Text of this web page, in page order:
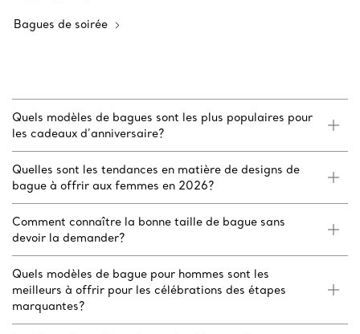
Bagues de soirée
Quels modèles de bagues sont les plus populaires pour
les cadeaux d’anniversaire?
Quelles sont les tendances en matière de designs de
bague à offrir aux femmes en 2026?
Comment connaître la bonne taille de bague sans
devoir la demander?
Quels modèles de bague pour hommes sont les
meilleurs à offrir pour les célébrations des étapes
marquantes?